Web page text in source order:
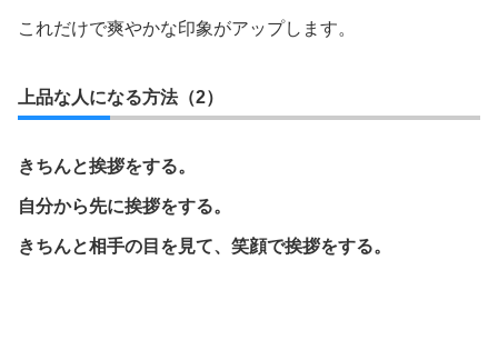
これだけで爽やかな印象がアップします。
上品な人になる方法（2）
きちんと挨拶をする。
自分から先に挨拶をする。
きちんと相手の目を見て、笑顔で挨拶をする。